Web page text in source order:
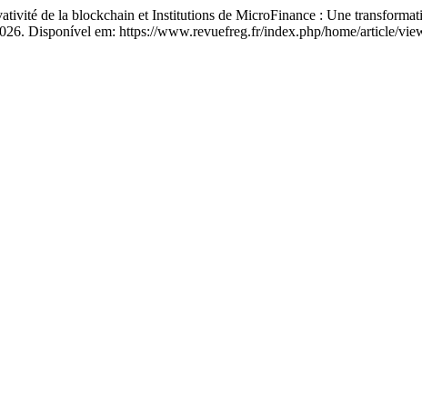
de la blockchain et Institutions de MicroFinance : Une
Disponível em: https://www.revuefreg.fr/index.php/home/article/